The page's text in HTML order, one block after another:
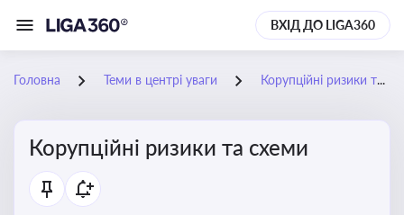
ВХІД ДО LIGA360
Головна Теми в центрі уваги Корупційні ризики та схеми
Корупційні ризики та схеми